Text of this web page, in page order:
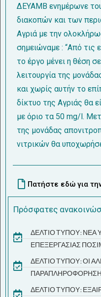
ΔΕΥΑΜΒ ενημέρωνε
διακοπών και των
Αγριά με την
σημειώναμε : “Από τις
το έργο μένει η θέση
λειτουργία της
και χωρίς αυτήν το
δίκτυο της Αγριάς θα
με όριο τα 50 mg/l.
της μονάδας
νιτρικών θα
Πατήστε εδώ για
Πρόσφατες
ΔΕΛΤΙΟ ΤΥΠΟΥ:
ΕΠΕΞΕΡΓΑΣΙΑΣ
ΔΕΛΤΙΟ ΤΥΠΟΥ: ΟΙ
ΠΑΡΑΠΛΗΡΟΦΟΡΗΣΗ
ΔΕΛΤΙΟ ΤΥΠΟΥ: